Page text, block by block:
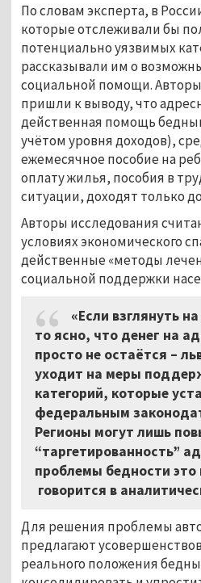
По словам эксперта, в
которые отслеживали бы
потенциально уязвимых
рассказывали им о
социальной помощи.
пришли к выводу, что
действенная помощь
учётом уровня доходов),
ежемесячное пособие на
оплату жилья, пособия в
ситуации, доходят только
Авторы исследования
условиях экономического
действенные «методы
социальной поддержки
«Если взглянуть
то ясно, что денег на
просто не остаётся –
уходит на меры
категорий, которые
федеральным
Регионы могут лишь
“таргетированность”
проблемы бедности это
говорится в
Для решения проблемы
предлагают
реального положения